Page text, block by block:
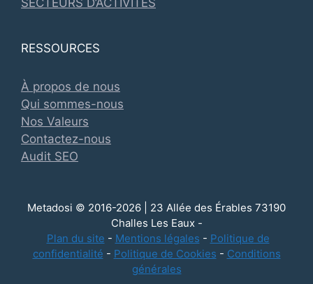
RESSOURCES
À propos de nous
Qui sommes-nous
Nos Valeurs
Contactez-nous
Audit SEO
Metadosi © 2016-2026 | 23 Allée des Érables 73190
Challes Les Eaux -
Plan du site - Mentions légales - Politique de
confidentialité - Politique de Cookies - Conditions
générales